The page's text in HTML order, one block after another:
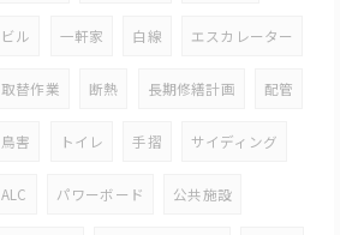
ビル 一軒家 白線 エスカレーター
取替作業 断熱 長期修繕計画 配管
鳥害 トイレ 手摺 サイディング
ALC パワーボード 公共施設